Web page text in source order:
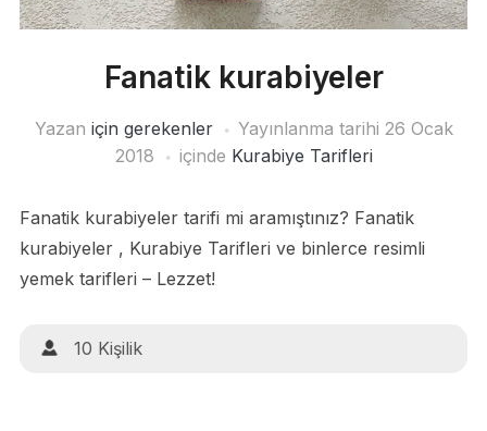
Fanatik kurabiyeler
Yazan için gerekenler Yayınlanma tarihi 26 Ocak
2018
içinde Kurabiye Tarifleri
Fanatik kurabiyeler tarifi mi aramıştınız? Fanatik
kurabiyeler , Kurabiye Tarifleri ve binlerce resimli
yemek tarifleri – Lezzet!
10 Kişilik